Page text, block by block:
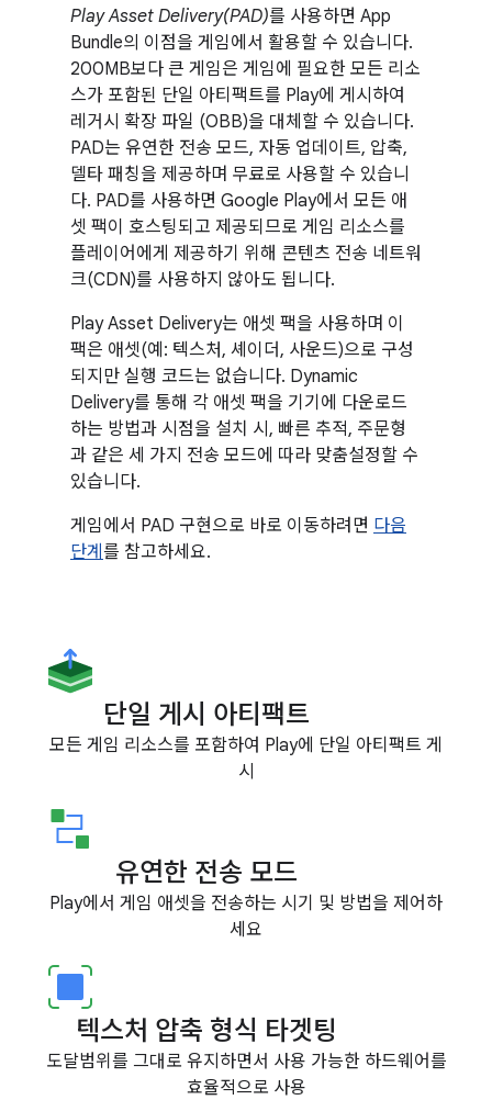
Play Asset Delivery(PAD)를 사용하면 App
Bundle의 이점을 게임에서 활용할 수 있습니다.
200MB보다 큰 게임은 게임에 필요한 모든 리소
스가 포함된 단일 아티팩트를 Play에 게시하여
레거시 확장 파일 (OBB)을 대체할 수 있습니다.
PAD는 유연한 전송 모드, 자동 업데이트, 압축,
델타 패칭을 제공하며 무료로 사용할 수 있습니
다. PAD를 사용하면 Google Play에서 모든 애
셋 팩이 호스팅되고 제공되므로 게임 리소스를
플레이어에게 제공하기 위해 콘텐츠 전송 네트워
크(CDN)를 사용하지 않아도 됩니다.
Play Asset Delivery는 애셋 팩을 사용하며 이
팩은 애셋(예: 텍스처, 셰이더, 사운드)으로 구성
되지만 실행 코드는 없습니다. Dynamic
Delivery를 통해 각 애셋 팩을 기기에 다운로드
하는 방법과 시점을 설치 시, 빠른 추적, 주문형
과 같은 세 가지 전송 모드에 따라 맞춤설정할 수
있습니다.
게임에서 PAD 구현으로 바로 이동하려면 다음
단계 를 참고하세요.
단일 게시 아티팩트
모든 게임 리소스를 포함하여 Play에 단일 아티팩트 게
시
유연한 전송 모드
Play에서 게임 애셋을 전송하는 시기 및 방법을 제어하
세요
텍스처 압축 형식 타겟팅
도달범위를 그대로 유지하면서 사용 가능한 하드웨어를
효율적으로 사용